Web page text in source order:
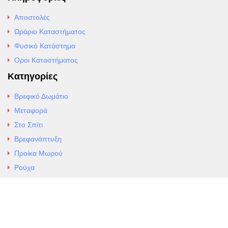
Αποστολές
Ωράριο Καταστήματος
Φυσικό Κατάστημα
Οροι Καταστήματος
Κατηγορίες
Βρεφικό Δωμάτιο
Μεταφορά
Στο Σπίτι
Βρεφανάπτυξη
Προίκα Μωρού
Ρούχα